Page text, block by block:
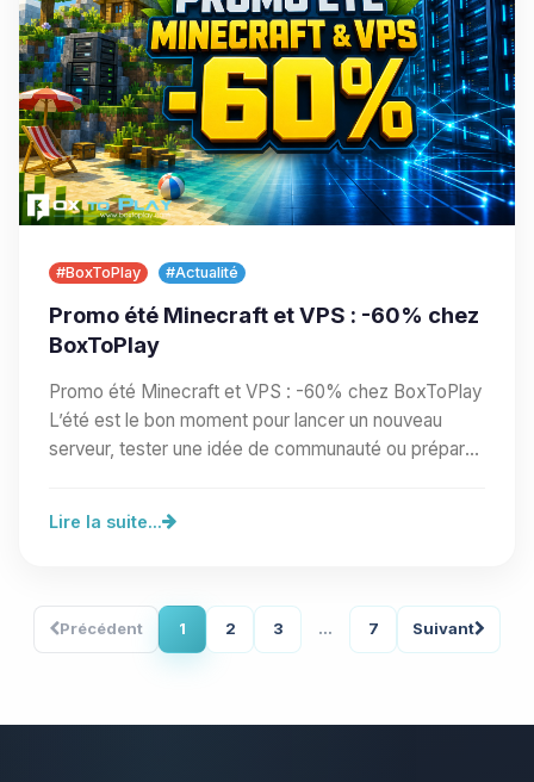
#BoxToPlay #Actualité
Promo été Minecraft et VPS : -60% chez
BoxToPlay
Promo été Minecraft et VPS : -60% chez BoxToPlay
L’été est le bon moment pour lancer un nouveau
serveur, tester une idée de communauté ou préparer
Lire la suite...
Précédent 1 2 3 ... 7 Suivant